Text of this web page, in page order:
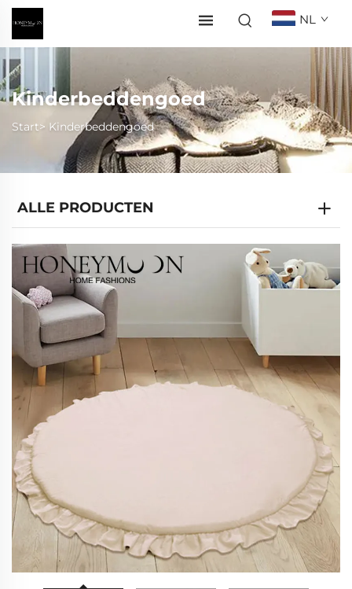
NL
Kinderbeddengoed
Start> Kinderbeddengoed
ALLE PRODUCTEN